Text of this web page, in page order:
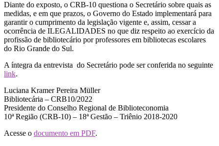
Diante do exposto, o CRB-10 questiona o Secretário sobre quais as
medidas, e em que prazos, o Governo do Estado implementará para
garantir o cumprimento da legislação vigente e, assim, cessar a
ocorrência de ILEGALIDADES no que diz respeito ao exercício da
profissão de bibliotecário por professores em bibliotecas escolares
do Rio Grande do Sul.
A íntegra da entrevista do Secretário pode ser conferida no seguinte
link.
Luciana Kramer Pereira Müller
Bibliotecária – CRB10/2022
Presidente do Conselho Regional de Biblioteconomia
10ª Região (CRB-10) – 18ª Gestão – Triênio 2018-2020
Acesse o documento em PDF.